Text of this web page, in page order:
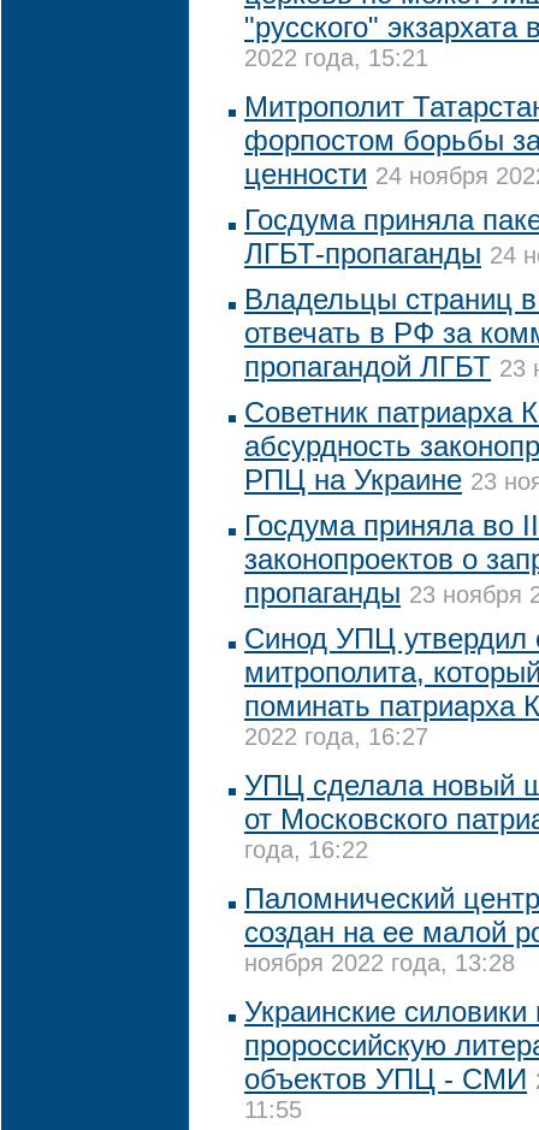
"русского"
2022 года, 15:21
Митрополит
форпостом борьбы
ценности 24 ноября
Госдума приняла
ЛГБТ-пропаганды 24
Владельцы страниц
отвечать в РФ за
пропагандой ЛГБТ 23
Советник патриарха
абсурдность
РПЦ на Украине 23
Госдума приняла во
законопроектов о
пропаганды 23 ноября
Синод УПЦ утвердил
митрополита,
поминать патриарха
2022 года, 16:27
УПЦ сделала новый
от Московского
года, 16:22
Паломнический
создан на ее малой
ноября 2022 года, 13:28
Украинские
пророссийскую
объектов УПЦ - СМИ
11:55